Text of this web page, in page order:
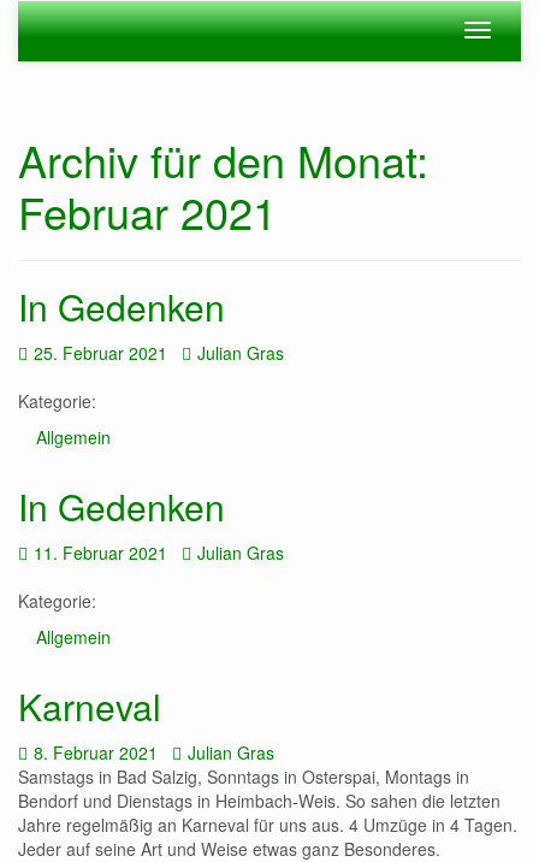
Zum
Hauptinhalt
springen
Navigation
ein-/
Archiv für den Monat:
Februar 2021
In Gedenken
Datum:
25. Februar 2021 Autor:
Julian Gras
Kategorie:
Allgemein
In Gedenken
Datum:
11. Februar 2021 Autor:
Julian Gras
Kategorie:
Allgemein
Karneval
Datum:
8. Februar 2021 Autor:
Julian Gras
Samstags in Bad Salzig, Sonntags in Osterspai, Montags in
Bendorf und Dienstags in Heimbach-Weis. So sahen die letzten
Jahre regelmäßig an Karneval für uns aus. 4 Umzüge in 4 Tagen.
Jeder auf seine Art und Weise etwas ganz Besonderes.